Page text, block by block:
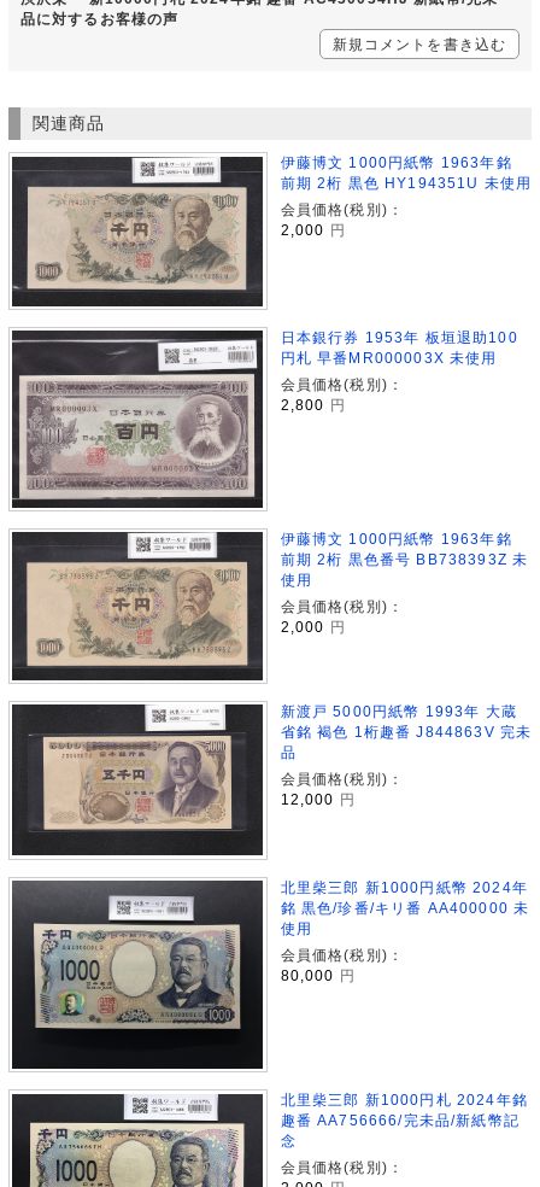
品に対するお客様の声
新規コメントを書き込む
関連商品
伊藤博文 1000円紙幣 1963年銘
前期 2桁 黒色 HY194351U 未使用
会員価格(税別)：
2,000
円
日本銀行券 1953年 板垣退助100
円札 早番MR000003X 未使用
会員価格(税別)：
2,800 円
伊藤博文 1000円紙幣 1963年銘
前期 2桁 黒色番号 BB738393Z 未
使用
会員価格(税別)：
2,000 円
新渡戸 5000円紙幣 1993年 大蔵
省銘 褐色 1桁趣番 J844863V 完未
品
会員価格(税別)：
12,000
円
北里柴三郎 新1000円紙幣 2024年
銘 黒色/珍番/キリ番 AA400000 未
使用
会員価格(税別)：
80,000 円
北里柴三郎 新1000円札 2024年銘
趣番 AA756666/完未品/新紙幣記
念
会員価格(税別)：